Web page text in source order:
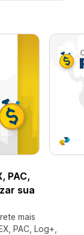
PAC,
sua
mais
PAC, Log+,